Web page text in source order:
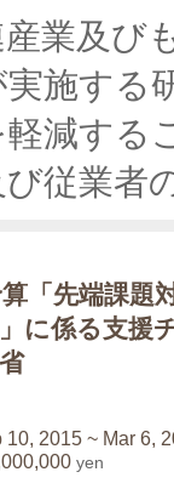
業及び
施する
減する
従業者
「先端課題
に係る支援
2015 ~ Mar 6,
yen